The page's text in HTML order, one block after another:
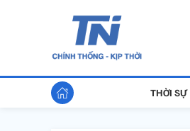
THỜI SỰ